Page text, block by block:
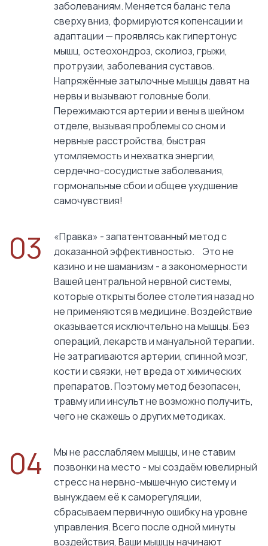
заболеваниям. Меняется баланс тела
сверху вниз, формируются копенсации и
адаптации — проявлясь как гипертонус
мышц, остеохондроз, сколиоз, грыжи,
протрузии, заболевания суставов.
Напряжённые затылочные мышцы давят на
нервы и вызывают головные боли.
Пережимаются артерии и вены в шейном
отделе, вызывая проблемы со сном и
нервные расстройства, быстрая
утомляемость и нехватка энергии,
сердечно-сосудистые заболевания,
гормональные сбои и общее ухудшение
самочувствия!
03
«Правка» - запатентованный метод с
доказанной эффективностью. Это не
казино и не шаманизм - а закономерности
Вашей центральной нервной системы,
которые открыты более столетия назад но
не применяются в медицине. Воздействие
оказывается исключтельно на мышцы. Без
операций, лекарств и мануальной терапии.
Не затрагиваются артерии, спинной мозг,
кости и связки, нет вреда от химических
препаратов. Поэтому метод безопасен,
травму или инсульт не возможно получить,
чего не скажешь о других методиках.
04
Мы не расслабляем мышцы, и не ставим
позвонки на место - мы создаём ювелирный
стресс на нервно-мышечную систему и
вынуждаем её к саморегуляции,
сбрасываем первичную ошибку на уровне
управления. Всего после одной минуты
воздействия, Ваши мышцы начинают